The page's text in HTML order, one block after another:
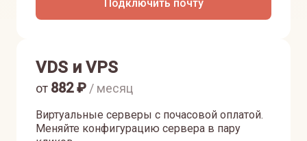
Подключить почту
VDS и VPS
Виртуальные серверы с почасовой оплатой.
Меняйте конфигурацию сервера в пару
от 882₽ / месяц